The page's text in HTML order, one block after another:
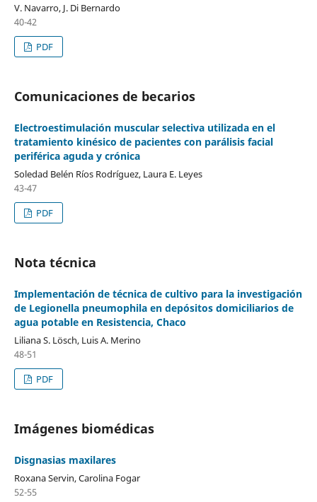
V. Navarro, J. Di Bernardo
40-42
PDF
Comunicaciones de becarios
Electroestimulación muscular selectiva utilizada en el
tratamiento kinésico de pacientes con parálisis facial
periférica aguda y crónica
Soledad Belén Ríos Rodríguez, Laura E. Leyes
43-47
PDF
Nota técnica
Implementación de técnica de cultivo para la investigación
de Legionella pneumophila en depósitos domiciliarios de
agua potable en Resistencia, Chaco
Liliana S. Lösch, Luis A. Merino
48-51
PDF
Imágenes biomédicas
Disgnasias maxilares
Roxana Servin, Carolina Fogar
52-55